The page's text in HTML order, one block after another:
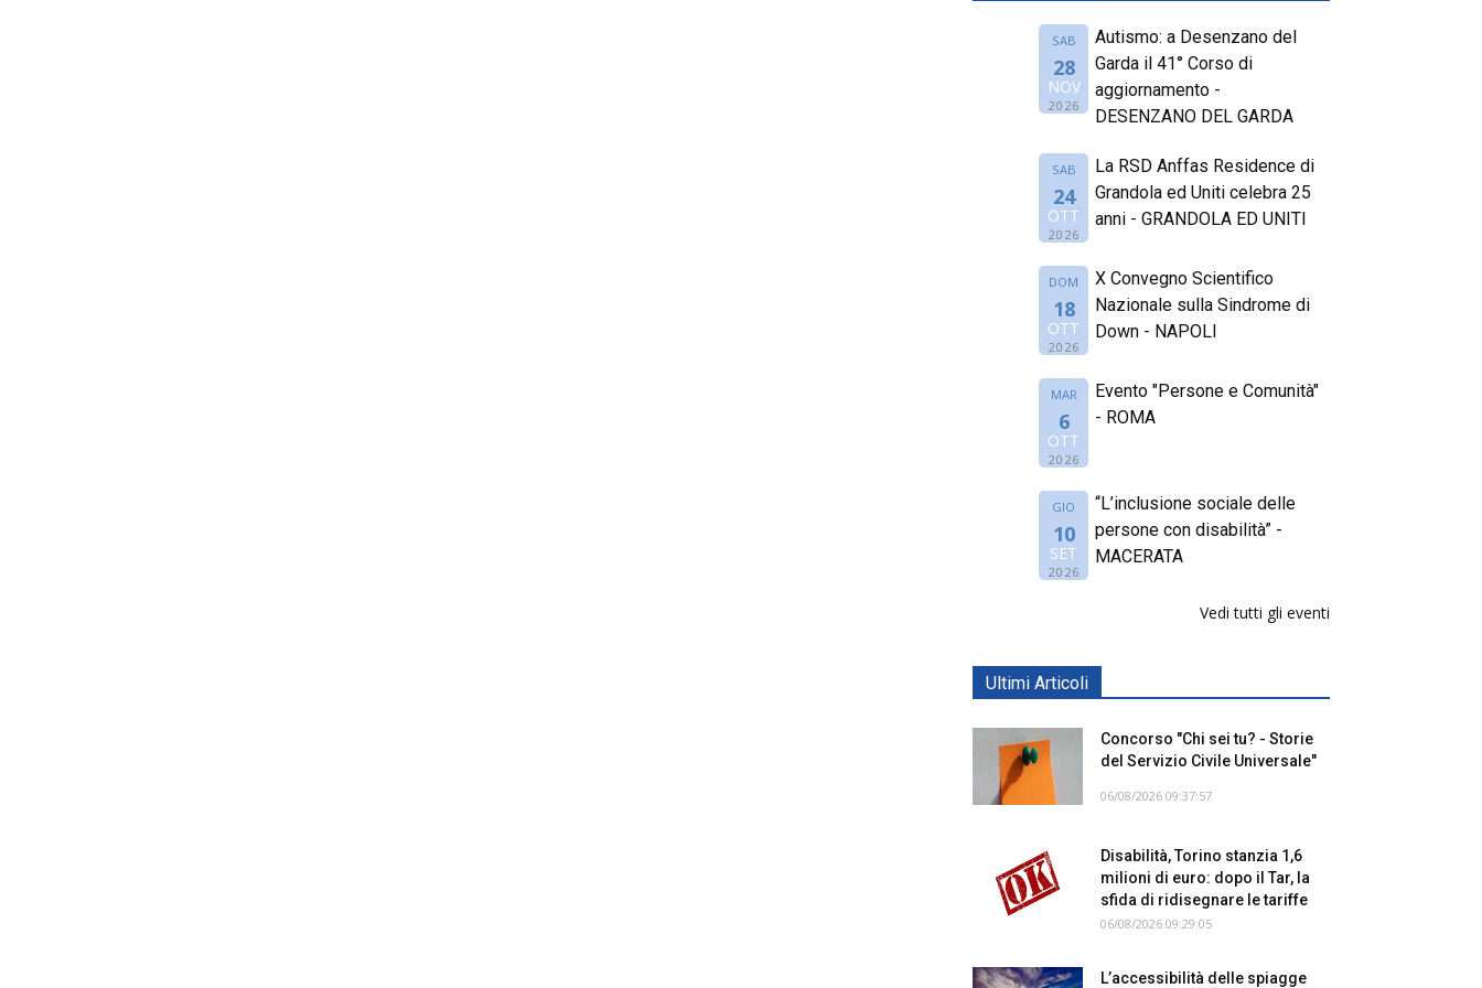
SAB
28
NOV
2026
Autismo: a Desenzano del
Garda il 41° Corso di
aggiornamento -
DESENZANO DEL GARDA
SAB
24
OTT
2026
La RSD Anffas Residence di
Grandola ed Uniti celebra 25
anni - GRANDOLA ED UNITI
DOM
18
OTT
2026
X Convegno Scientifico
Nazionale sulla Sindrome di
Down - NAPOLI
MAR
6
OTT
2026
Evento "Persone e Comunità"
- ROMA
GIO
10
SET
2026
“L’inclusione sociale delle
persone con disabilità” -
MACERATA
Vedi tutti gli eventi
Ultimi Articoli
Concorso "Chi sei tu? - Storie
del Servizio Civile Universale"
06/08/2026 09:37:57
Disabilità, Torino stanzia 1,6
milioni di euro: dopo il Tar, la
sfida di ridisegnare le tariffe
06/08/2026 09:29:05
L’accessibilità delle spiagge